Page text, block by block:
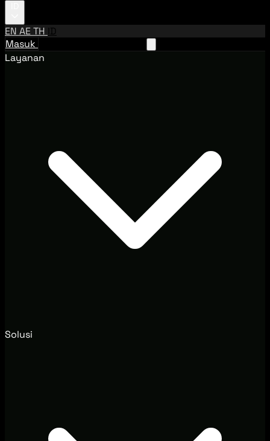
EN AETH ID
Masuk
Layanan
Solusi